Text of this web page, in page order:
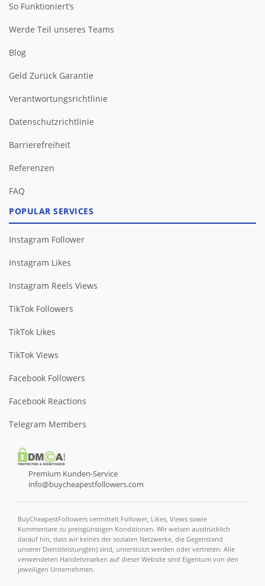
So Funktioniert’s
Werde Teil unseres Teams
Blog
Geld Zurück Garantie
Verantwortungsrichtlinie
Datenschutzrichtlinie
Barrierefreiheit
FAQ
POPULAR SERVICES
Instagram Follower
Instagram Likes
Instagram Reels Views
TikTok Followers
TikTok Likes
TikTok Views
Facebook Followers
Facebook Reactions
Telegram Members
Premium Kunden-Service
info@buycheapestfollowers.com
BuyCheapestFollowers vermittelt Follower, Likes, Views sowie
Kommentare zu preisgünstigen Konditionen. Wir weisen ausdrücklich
darauf hin, dass wir keines der sozialen Netzwerke, die Gegenstand
unserer Dienstleistung(en) sind, unterstützt werden oder vertreten. Alle
verwendeten Handelsmarken auf dieser Website sind Eigentum von den
jeweiligen Unternehmen.